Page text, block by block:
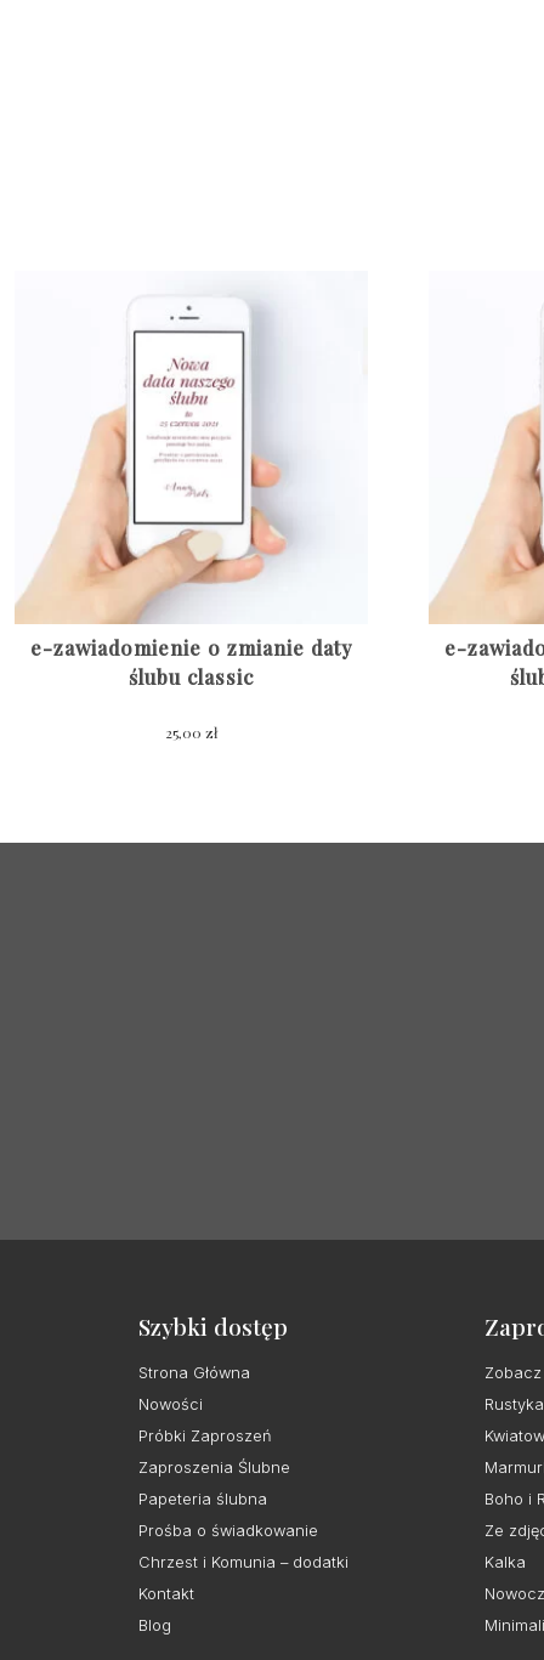
e-zawiadomienie o zmianie daty
ślubu classic
25,00zł
e-
Szybki dostęp
Strona Główna
Nowości
Próbki Zaproszeń
Zaproszenia Ślubne
Papeteria ślubna
Prośba o świadkowanie
Chrzest i Komunia – dodatki
Kontakt
Blog
Boho i
Ze
Kalka